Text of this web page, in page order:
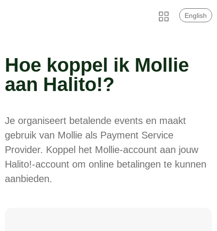
English
Hoe koppel ik Mollie
aan Halito!?
Je organiseert betalende events en maakt
gebruik van Mollie als Payment Service
Provider. Koppel het Mollie-account aan jouw
Halito!-account om online betalingen te kunnen
aanbieden.